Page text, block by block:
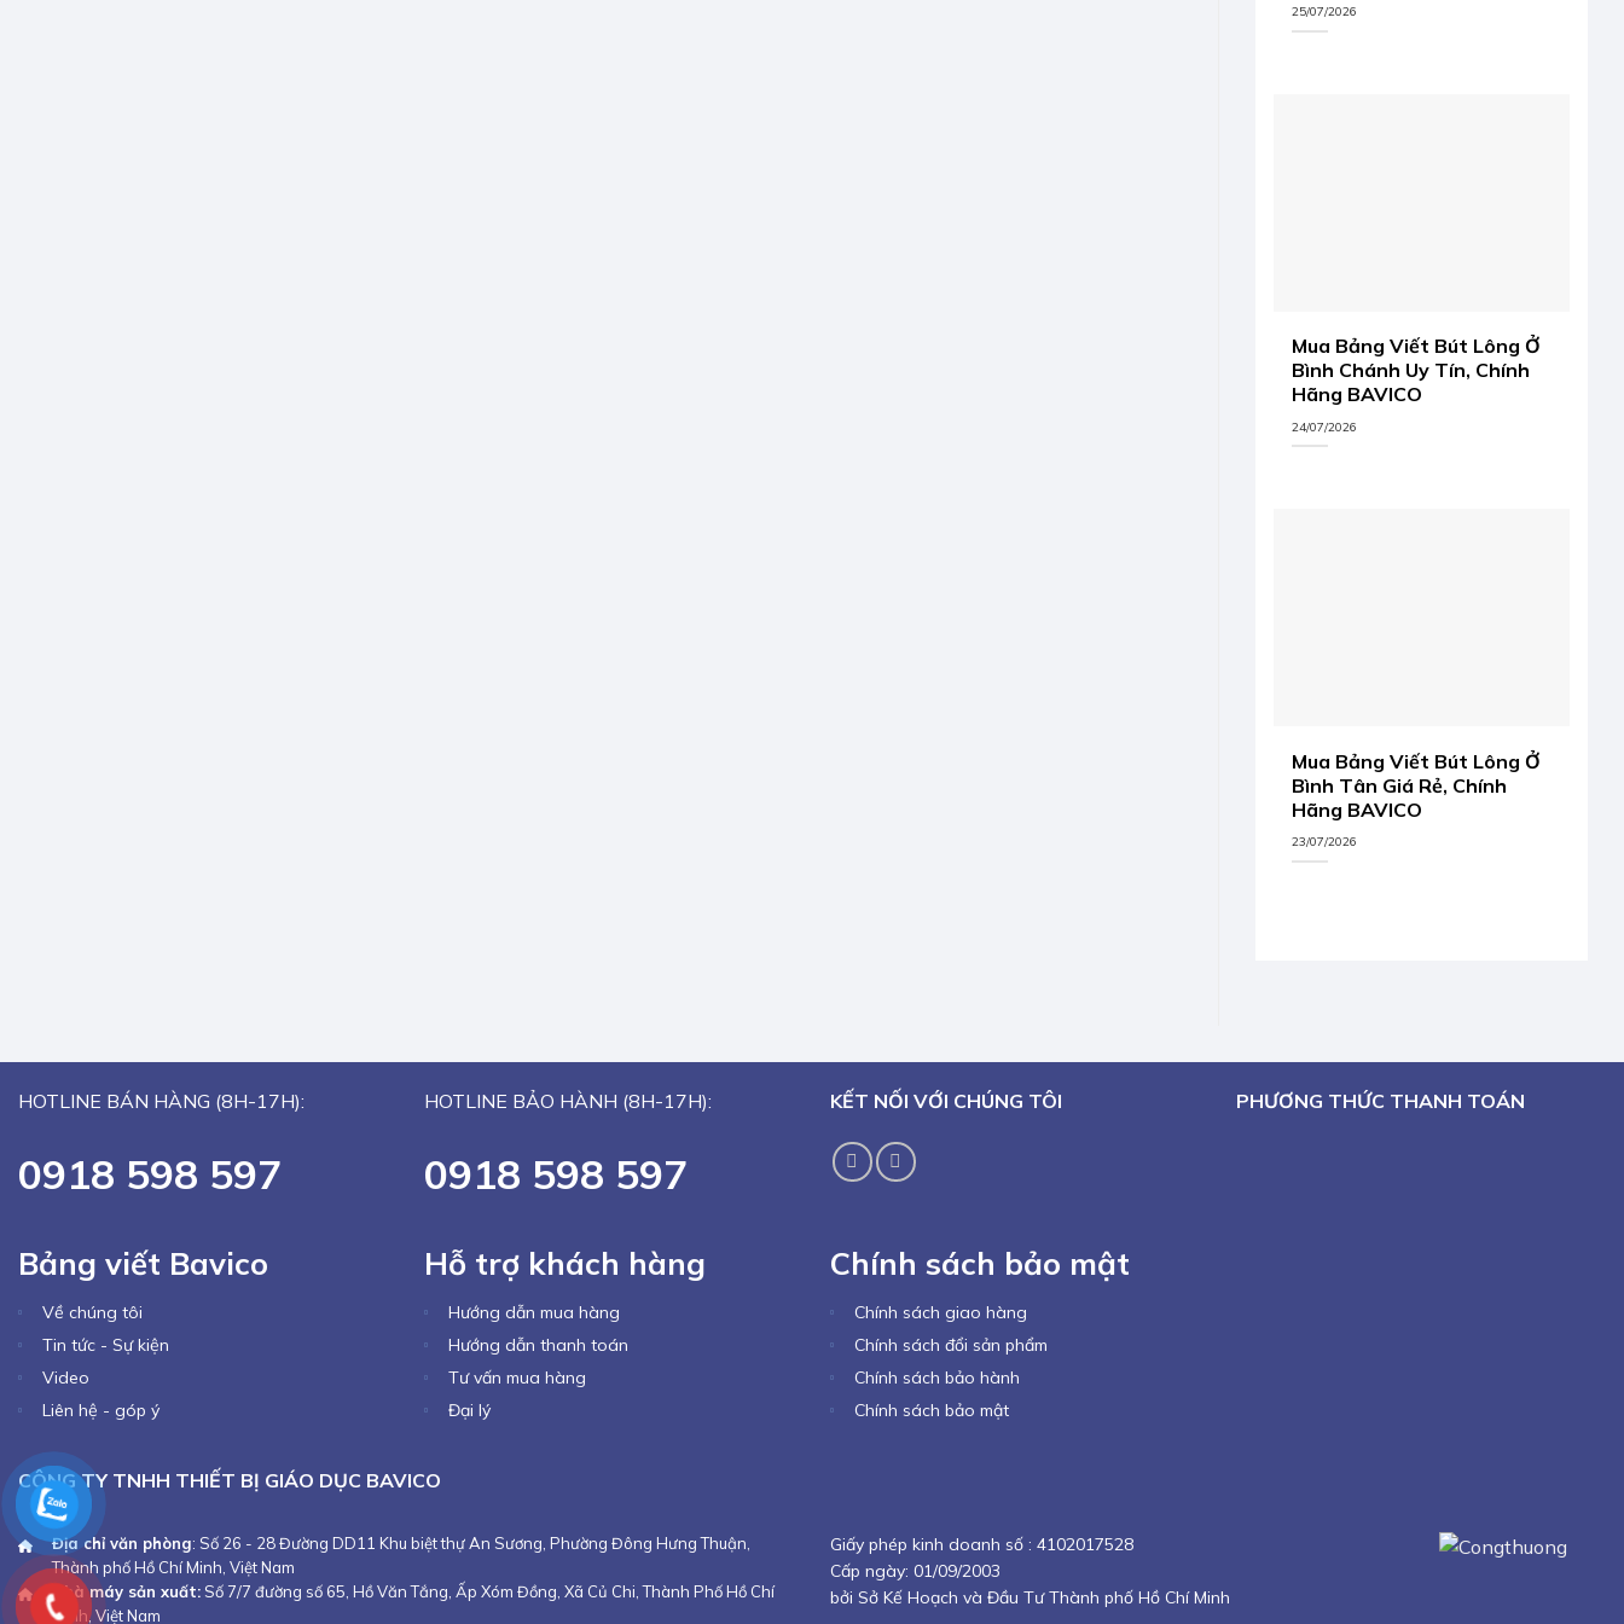
25/07/2026
Mua Bảng Viết Bút Lông Ở
Bình Chánh Uy Tín, Chính
Hãng BAVICO
24/07/2026
Mua Bảng Viết Bút Lông Ở
Bình Tân Giá Rẻ, Chính
Hãng BAVICO
23/07/2026
HOTLINE BÁN HÀNG (8H-17H):
0918 598 597
HOTLINE BẢO HÀNH (8H-17H):
0918 598 597
KẾT NỐI VỚI CHÚNG TÔI PHƯƠNG THỨC THANH TOÁN
Bảng viết Bavico
Về chúng tôi
Tin tức - Sự kiện
Video
Liên hệ - góp ý
Hỗ trợ khách hàng
Hướng dẫn mua hàng
Hướng dẫn thanh toán
Tư vấn mua hàng
Đại lý
Chính sách bảo mật
Chính sách giao hàng
Chính sách đổi sản phẩm
Chính sách bảo hành
Chính sách bảo mật
CÔNG TY TNHH THIẾT BỊ GIÁO DỤC BAVICO
Địa chỉ văn phòng: Số 26 - 28 Đường DD11 Khu biệt thự An Sương, Phường Đông Hưng Thuận,
Thành phố Hồ Chí Minh, Việt Nam
Nhà máy sản xuất: Số 7/7 đường số 65, Hồ Văn Tắng, Ấp Xóm Đồng, Xã Củ Chi, Thành Phố Hồ Chí
Minh, Việt Nam
Giấy phép kinh doanh số : 4102017528
Cấp ngày: 01/09/2003
bởi Sở Kế Hoạch và Đầu Tư Thành phố Hồ Chí Minh